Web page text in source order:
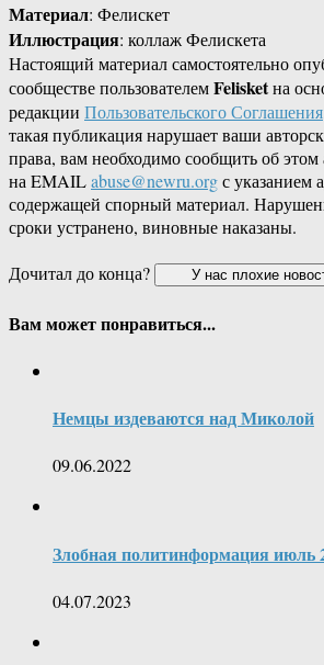
Материал: Фелискет
Иллюстрация: коллаж Фелискета
Настоящий материал самостоятельно
сообществе пользователемFelisketна
редакции Пользовательского Соглашения
такая публикация нарушает ваши
права, вам необходимо сообщить об
на EMAILabuse@newru.orgс указанием
содержащей спорный материал.
сроки устранено, виновные наказаны.
Дочитал до конца?
Вам может понравиться...
Немцы издеваются над Миколой
09.06.2022
Злобная политинформация июль
04.07.2023